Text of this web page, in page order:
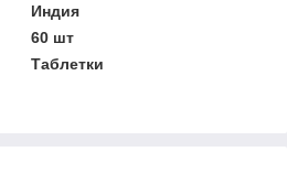
Индия
60 шт
Таблетки